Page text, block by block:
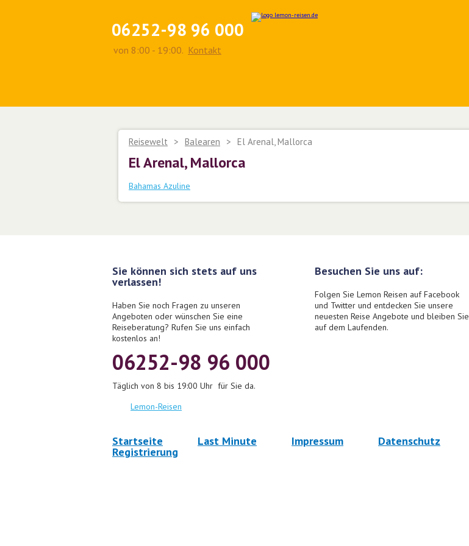
06252-98 96 000
von 8:00 - 19:00. Kontakt
Reisewelt > Balearen > El Arenal, Mallorca
El Arenal, Mallorca
Bahamas Azuline
Sie können sich stets auf uns
verlassen!
Haben Sie noch Fragen zu unseren
Angeboten oder wünschen Sie eine
Reiseberatung? Rufen Sie uns einfach
kostenlos an!
06252-98 96 000
Täglich von 8 bis 19:00 Uhr für Sie da.
Lemon-Reisen
Besuchen Sie uns auf:
Folgen Sie Lemon Reisen auf Facebook
und Twitter und entdecken Sie unsere
neuesten Reise Angebote und bleiben Sie
auf dem Laufenden.
Startseite Last Minute Impressum Datenschutz
Registrierung